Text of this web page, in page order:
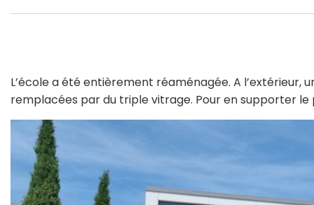
L’école a été entièrement réaménagée. A
remplacées par du triple vitrage. Pour en supporter